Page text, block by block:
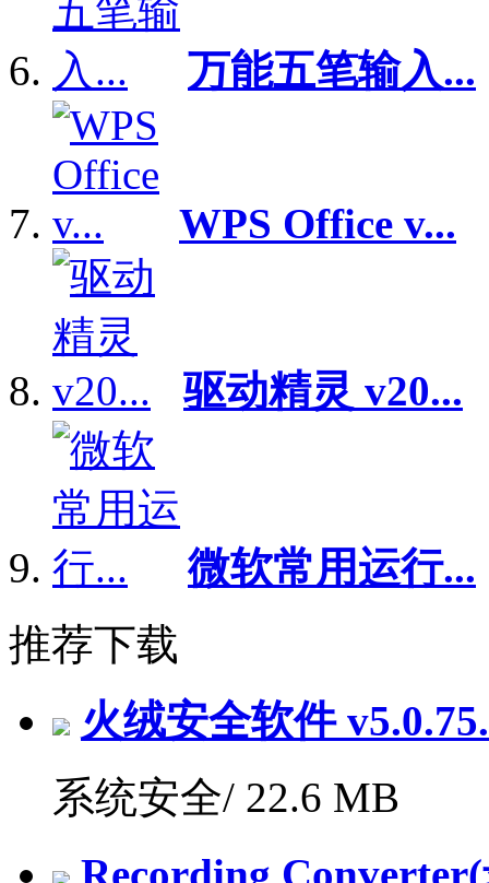
万能五笔输入...
WPS Office v...
驱动精灵 v20...
微软常用运行...
推荐下载
火绒安全软件
系统安全/ 22.6 MB